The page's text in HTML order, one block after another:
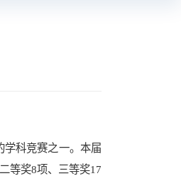
学科竞赛之一。本届
等奖8项、三等奖17